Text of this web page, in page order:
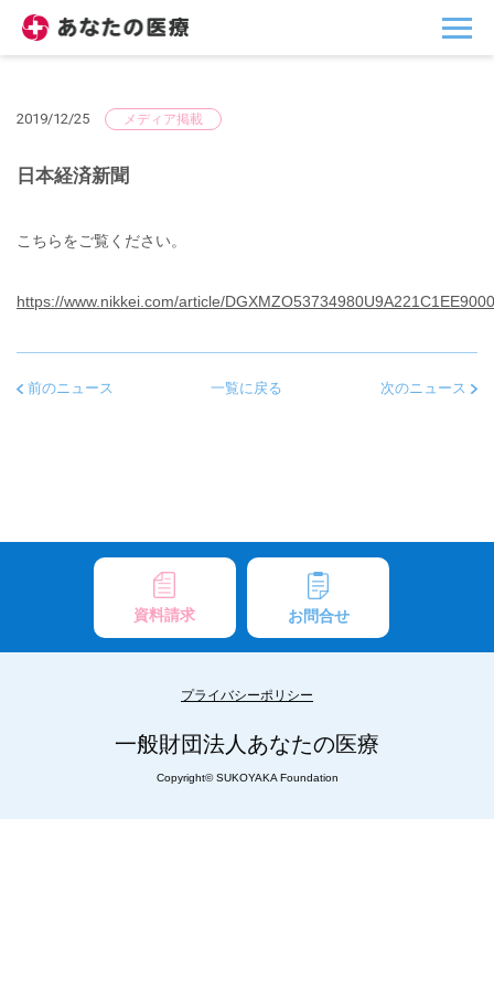
2019/12/25 メディア掲載
日本経済新聞
こちらをご覧ください。
https://www.nikkei.com/article/
前のニュース 一覧に戻る 次のニュース
資料請求 お問合せ
プライバシーポリシー
一般財団法人あなたの医療
Copyright© SUKOYAKA Foundation